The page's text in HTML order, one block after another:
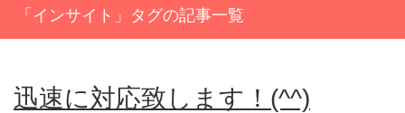
「インサイト」タグの記事一覧
迅速に対応致します！(^^)